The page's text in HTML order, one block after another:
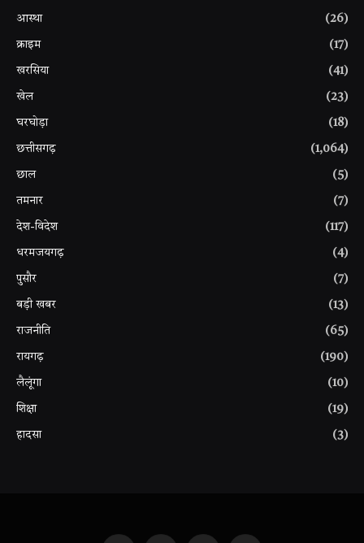
आस्था (26)
क्राइम (17)
खरसिया (41)
खेल (23)
घरघोड़ा (18)
छत्तीसगढ़ (1,064)
छाल (5)
तमनार (7)
देश-विदेश (117)
धरमजयगढ़ (4)
पुसौर (7)
बड़ी खबर (13)
राजनीति (65)
रायगढ़ (190)
लैलूंगा (10)
शिक्षा (19)
हादसा (3)